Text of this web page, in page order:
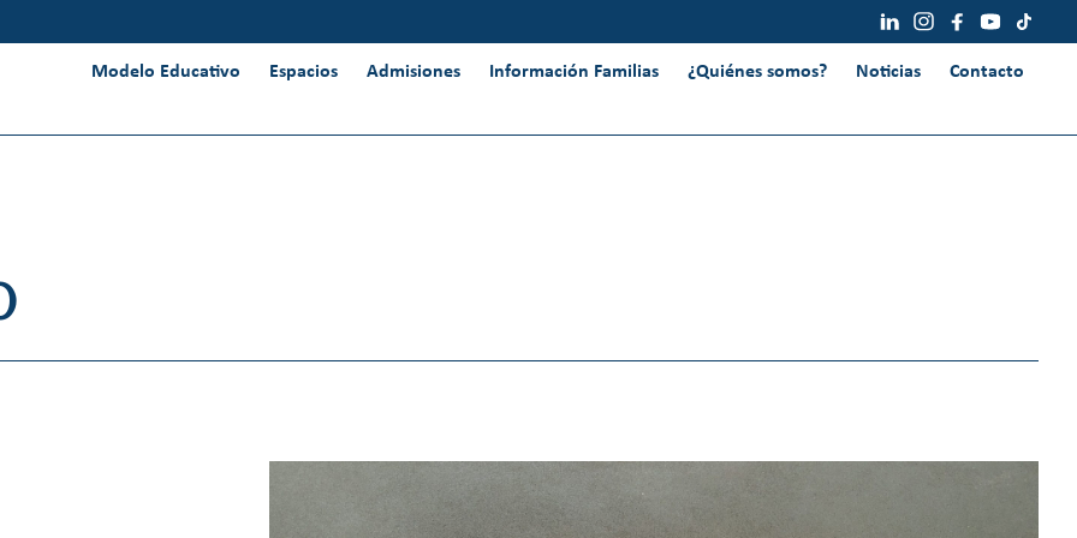
Modelo Educativo Espacios Admisiones Información Familias ¿Quiénes somos? Noticias Contacto